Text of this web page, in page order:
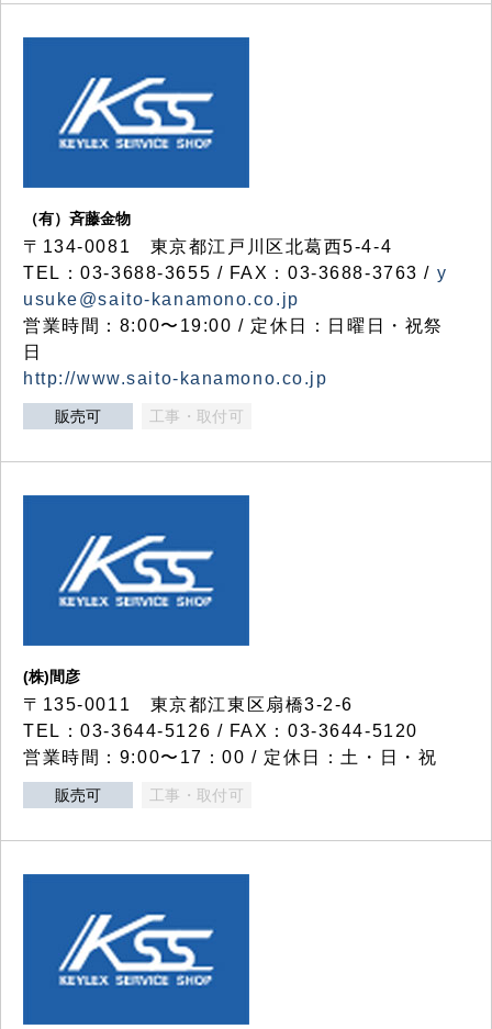
（有）斉藤金物
〒134-0081 東京都江戸川区北葛西5-4-4
TEL：03-3688-3655 / FAX：03-3688-3763 / y
usuke@saito-kanamono.co.jp
営業時間：8:00〜19:00 / 定休日：日曜日・祝祭
日
http://www.saito-kanamono.co.jp
販売可 工事・取付可
(株)間彦
〒135-0011 東京都江東区扇橋3-2-6
TEL：03-3644-5126 / FAX：03-3644-5120
営業時間：9:00〜17：00 / 定休日：土・日・祝
販売可 工事・取付可